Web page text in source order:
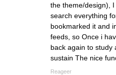
the theme/design),
search everything
bookmarked it and
feeds, so Once i
back again to study
sustain The nice
Reageer